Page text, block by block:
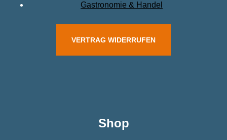
Gastronomie & Handel
VERTRAG WIDERRUFEN
Shop